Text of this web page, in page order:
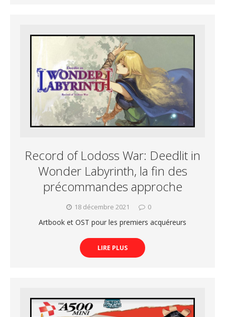
Record of Lodoss War: Deedlit in
Wonder Labyrinth, la fin des
précommandes approche
18 décembre 2021 0
Artbook et OST pour les premiers acquéreurs
LIRE PLUS